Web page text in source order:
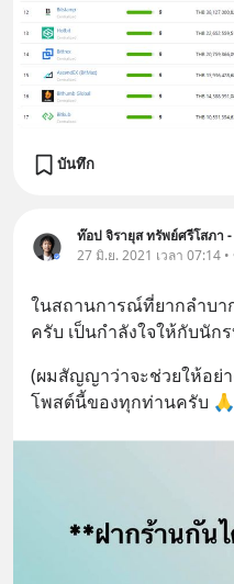
บันทึก
27 มิ.ย. 2021 เวลา 07:14 •
ในสถานการณ์ที่ยากลำบา
ครับ เป็นกำลังใจให้กับนั
(ผมสัญญาว่าจะช่วยให้อย่
โพสต์นี้ของทุกท่านครับ